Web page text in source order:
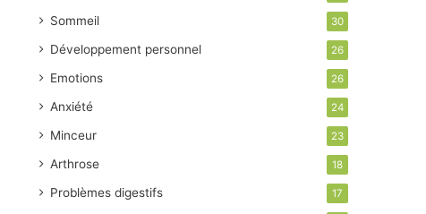
Sommeil 30
Développement personnel 26
Emotions 26
Anxiété 24
Minceur 23
Arthrose 18
Problèmes digestifs 17